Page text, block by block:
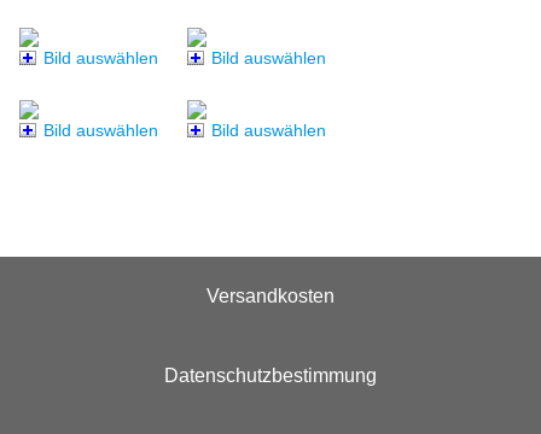
Bild auswählen Bild auswählen
Bild auswählen Bild auswählen
Versandkosten
Datenschutzbestimmung